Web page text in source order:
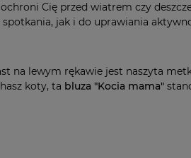
Cię przed wiatrem czy
jak i do uprawiania
na lewym rękawie jest naszyta
koty, ta bluza "Kocia mama"